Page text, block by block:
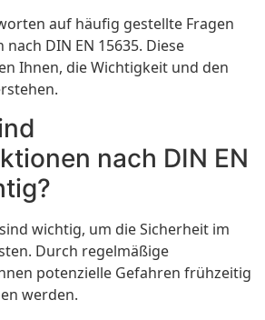
auf häufig gestellte Fragen
DIN EN 15635. Diese
Ihnen, die Wichtigkeit und den
nach DIN EN
wichtig, um die Sicherheit im
Durch regelmäßige
potenzielle Gefahren frühzeitig
werden.